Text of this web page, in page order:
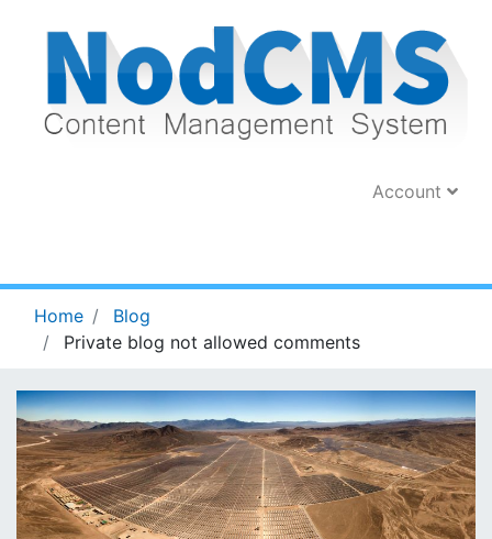
Account
Home
Blog
Private blog not allowed comments